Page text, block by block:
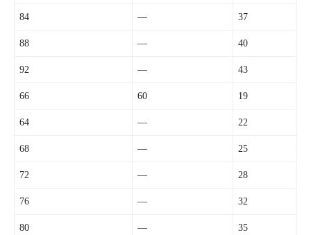
84 — 37
88 — 40
92 — 43
66 60 19
64 — 22
68 — 25
72 — 28
76 — 32
80 — 35